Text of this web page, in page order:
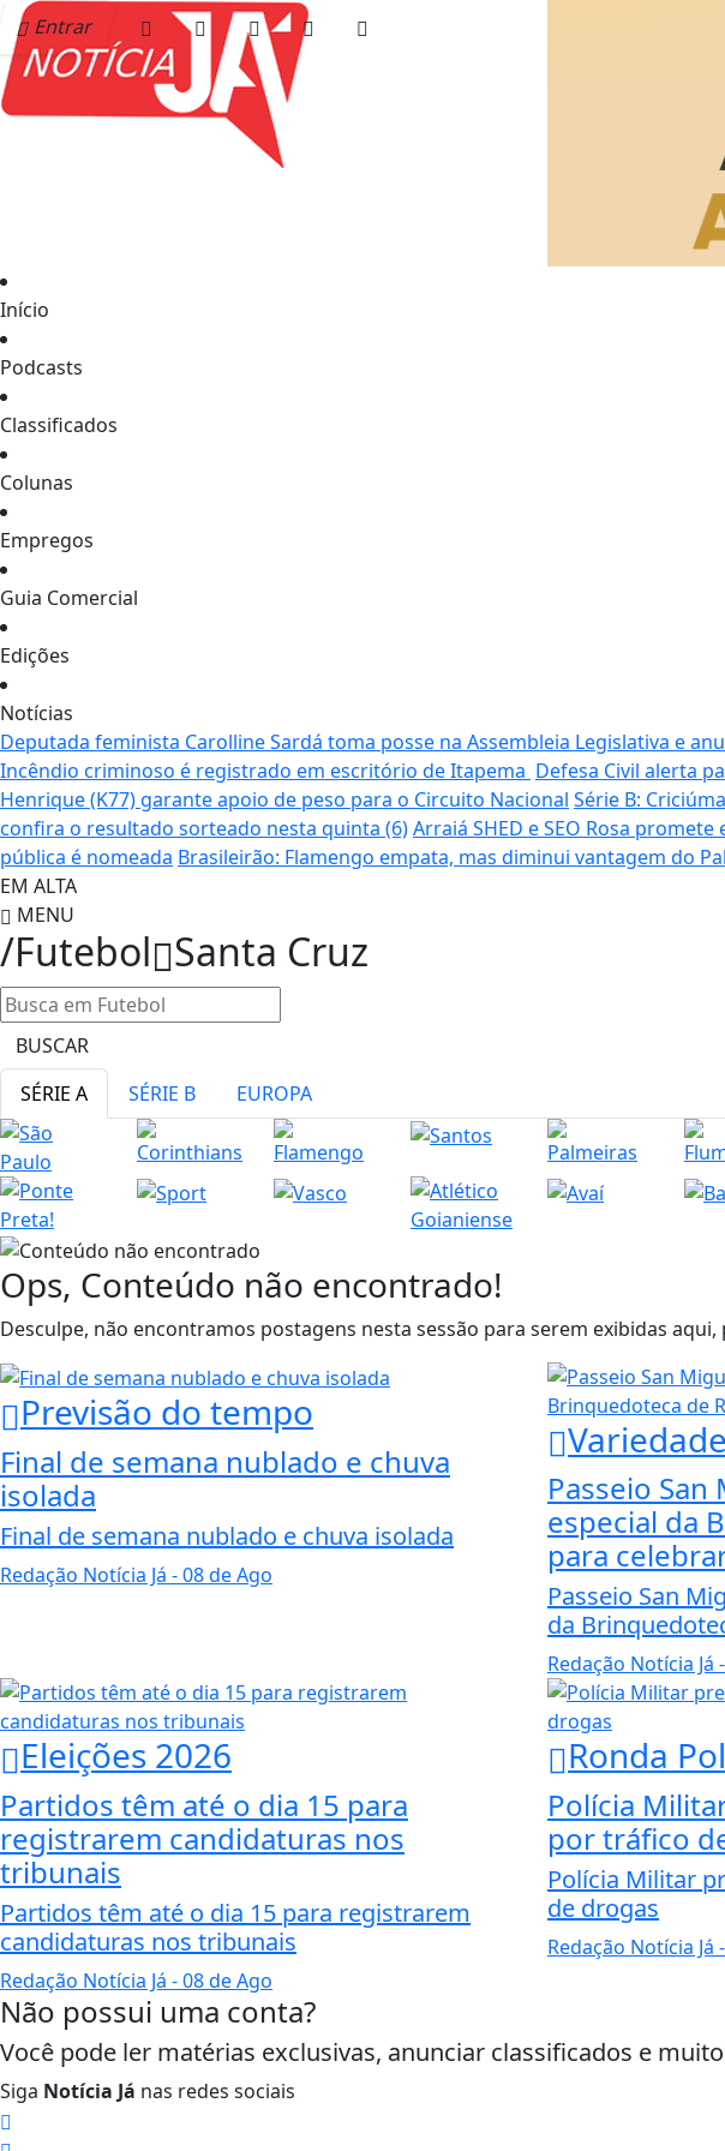
Entrar
Início
Podcasts
Classificados
Colunas
Empregos
Guia Comercial
Edições
Notícias
Deputada feminista Carolline Sardá toma posse na Assembleia Legislativa e
Incêndio criminoso é registrado em escritório de Itapema Defesa Civil alerta
Henrique (K77) garante apoio de peso para o Circuito Nacional Série B:
confira o resultado sorteado nesta quinta (6)Arraiá SHED e SEO Rosa
pública é nomeada Brasileirão: Flamengo empata, mas diminui vantagem do
EM ALTA
MENU
/Futebol Santa Cruz
BUSCAR
SÉRIE A
SÉRIE B EUROPA
Ops, Conteúdo não encontrado!
Desculpe, não encontramos postagens nesta sessão para serem exibidas
Previsão do tempo
Final de semana nublado e chuva
isolada
Final de semana nublado e chuva isolada
Redação Notícia Já - 08 de Ago
Passeio
especial da
para
Passeio San
da
Redação Notícia Já
Eleições 2026
Partidos têm até o dia 15 para
registrarem candidaturas nos
tribunais
Partidos têm até o dia 15 para registrarem
candidaturas nos tribunais
Redação Notícia Já - 08 de Ago
Ronda
Polícia
por tráfico
Polícia Militar
de drogas
Redação Notícia Já
Não possui uma conta?
Você pode ler matérias exclusivas, anunciar classificados e
Siga Notícia Já nas redes sociais